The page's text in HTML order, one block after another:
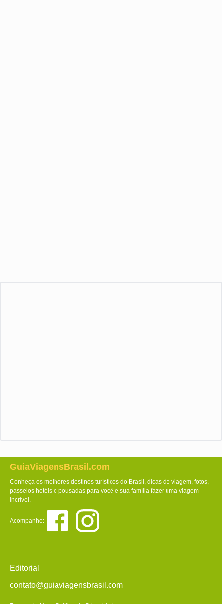
GuiaViagensBrasil.com
Conheça os melhores destinos turísticos do Brasil, dicas de viagem, fotos,
passeios hotéis e pousadas para você e sua família fazer uma viagem
incrível.
Acompanhe:
Editorial
contato@guiaviagensbrasil.com